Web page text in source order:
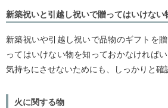
新築祝いと引越し祝いで贈ってはいけない
新築祝いや引越し祝いで品物のギフトを
ってはいけない物を知っておかなければ
気持ちにさせないためにも、しっかりと確
火に関する物